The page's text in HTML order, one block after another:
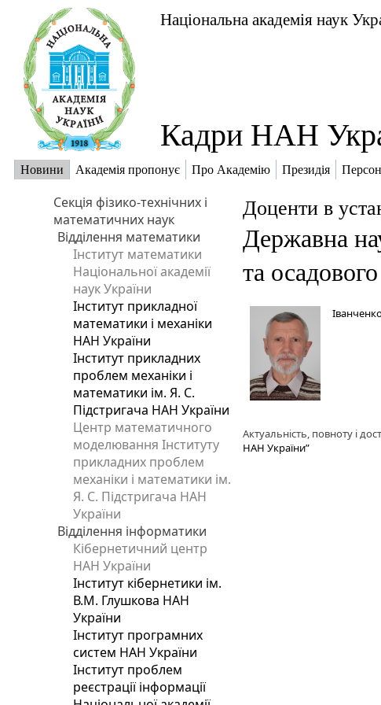
Національна академія наук
Кадри НАН
Новини Академія пропонує Про Академію Президія
Секція фізико-технічних і
математичних наук
Відділення математики
Інститут математики
Національної академії
наук України
Інститут прикладної
математики і механіки
НАН України
Інститут прикладних
проблем механіки і
математики ім. Я. С.
Підстригача НАН України
Центр математичного
моделювання Інституту
прикладних проблем
механіки і математики ім.
Я. С. Підстригача НАН
України
Відділення інформатики
Кібернетичний центр
НАН України
Інститут кібернетики ім.
В.М. Глушкова НАН
України
Інститут програмних
систем НАН України
Інститут проблем
реєстрації інформації
Доценти в
Державна
та
Актуальність, повноту і
НАН України”